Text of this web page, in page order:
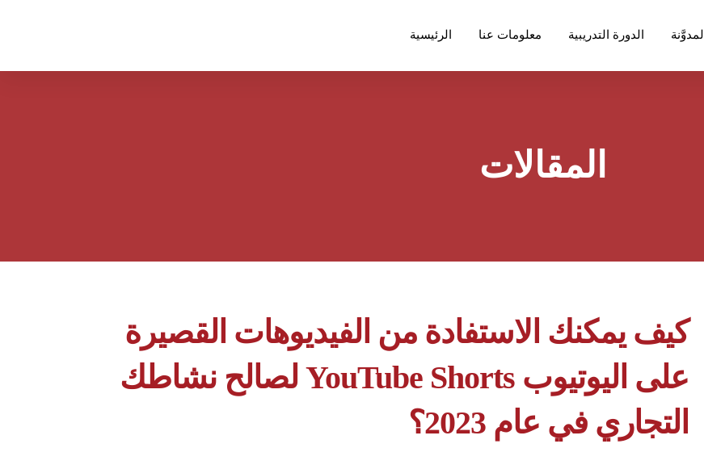
الرئيسية معلومات عنا الدورة التدريبية المدوَّنة
المقالات
كيف يمكنك الاستفادة من الفيديوهات القصيرة
على اليوتيوب YouTube Shorts لصالح نشاطك
التجاري في عام 2023؟